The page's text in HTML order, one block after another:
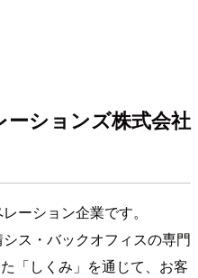
ションズ株式会社
ーション企業です。
ス・バックオフィスの専門
「しくみ」を通じて、お客